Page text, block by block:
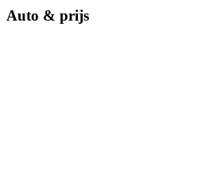
Auto & prijs